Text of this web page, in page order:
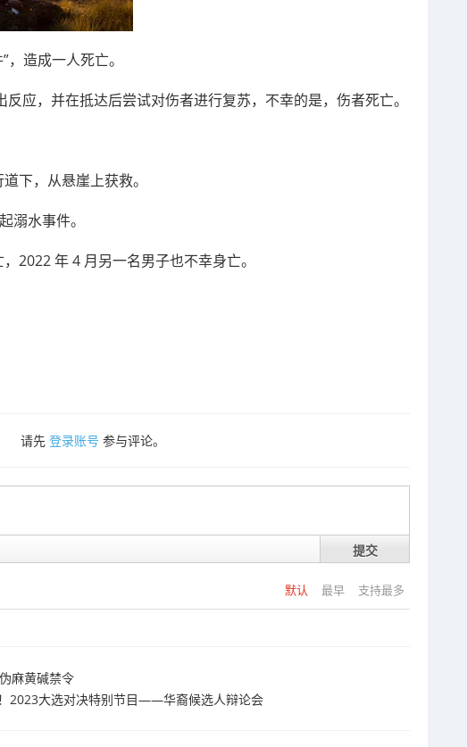
造成一人死亡。
应，并在抵达后尝试对伤者进行复苏，不幸的是，伤者死亡。
下，从悬崖上获救。
溺水事件。
， 2022 年 4 月另一名男子也不幸身亡。
请先 登录账号 参与评论。
提交
默认 最早 支持最多
麻黄碱禁令
2023大选对决特别节目——华裔候选人辩论会